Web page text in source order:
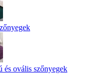
és ovális szőnyegek